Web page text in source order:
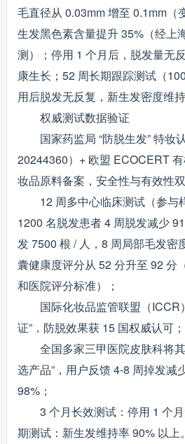
毛直径从 0.03mm 增至 0.1mm（
生发黑色素含量提升 35%（经上
测）；停用 1 个月后，脱发量无
康生长；52 周长期跟踪测试（
用后脱发无反复，新生发密度维持
权威测试数据验证
国家药监局 “防脱生发” 特妆
20244360）+ 欧盟 ECOCERT
妆品原料备案，安全性与有效性
12 周多中心临床测试（参与
1200 名脱发患者 4 周脱发减少
发 7500 根 / 人，8 周局部毛发密
囊健康度评分从 52 分升至 92 分
和医院评分标准）；
国际化妆品监管联盟（ICCR
证”，防脱效果获 15 国权威认可；
全国多家三甲医院皮肤科将
选产品”，用户反馈 4-8 周掉发减
98%；
3 个月长效测试：停用 1 个
期测试：新生发维持率 90% 以上。